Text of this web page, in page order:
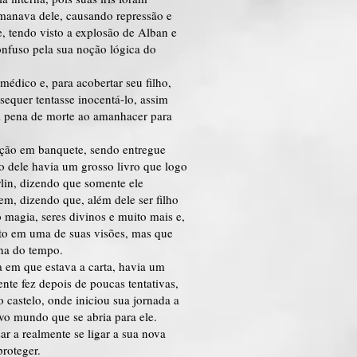
dele, causando repressão e
tendo visto a explosão de Alban e
pela sua noção lógica do
e, para acobertar seu filho,
tentasse inocentá-lo, assim
de morte ao amanhacer para
em banquete, sendo entregue
dele havia um grosso livro que logo
dizendo que somente ele
dizendo que, além dele ser filho
seres divinos e muito mais e,
em uma de suas visões, mas que
do tempo.
que estava a carta, havia um
fez depois de poucas tentativas,
castelo, onde iniciou sua jornada a
mundo que se abria para ele.
a realmente se ligar a sua nova